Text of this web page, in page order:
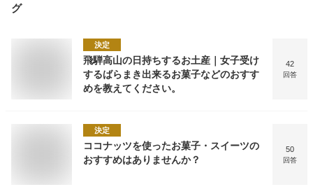
グ
決定
飛騨高山の日持ちするお土産｜女子受け
するばらまき出来るお菓子などのおすす
めを教えてください。
42
回答
決定
ココナッツを使ったお菓子・スイーツの
おすすめはありませんか？
50
回答